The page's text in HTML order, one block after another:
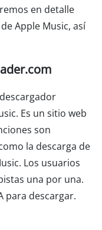
en detalle
Apple Music, así
Es un sitio web
son
la descarga de
Los usuarios
una por una.
para descargar.